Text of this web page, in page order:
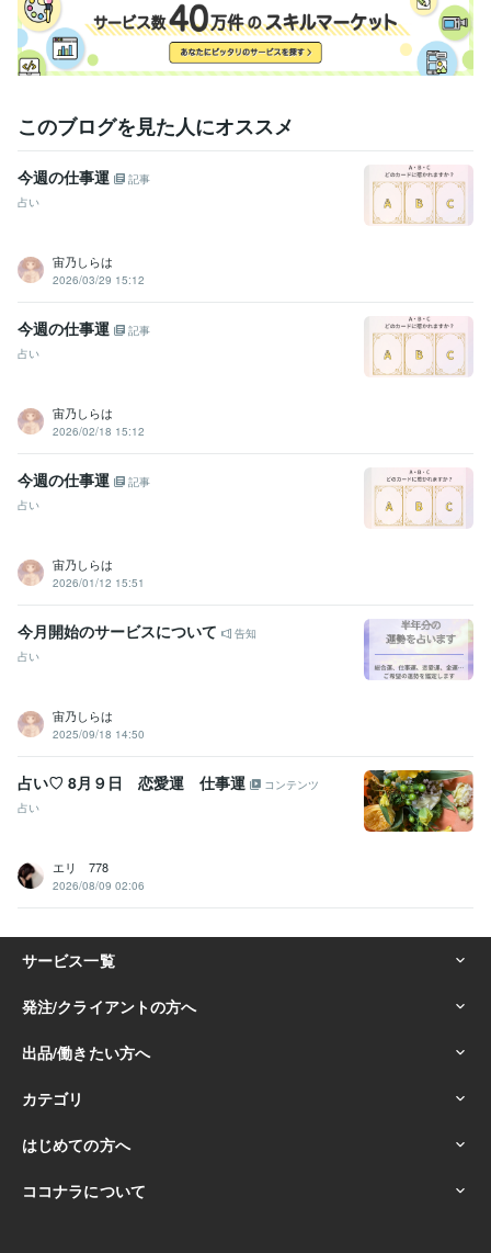
英語 ビジネスレベル
このブログを見た人にオススメ
今週の仕事運
記事
占い
宙乃しらは
2026/03/29 15:12
今週の仕事運
記事
占い
宙乃しらは
2026/02/18 15:12
今週の仕事運
記事
占い
宙乃しらは
2026/01/12 15:51
今月開始のサービスについて
告知
占い
宙乃しらは
2025/09/18 14:50
占い♡ 8月９日 恋愛運 仕事運
コンテンツ
占い
エリ 778
2026/08/09 02:06